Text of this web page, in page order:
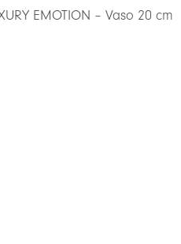
Portata rotondo/segnaposto